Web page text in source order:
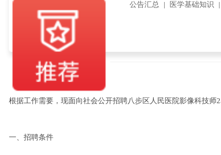
公告汇总 | 医学基础知识 |
根据工作需要，现面向社会公开招聘八步区人民医院影像科技师
一、招聘条件